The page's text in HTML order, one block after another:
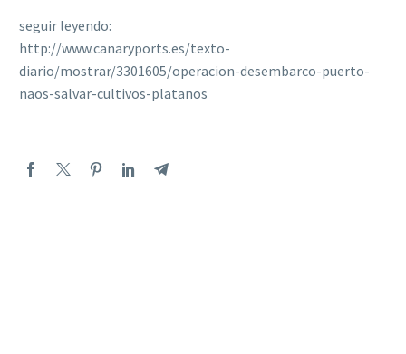
seguir leyendo:
http://www.canaryports.es/texto-
diario/mostrar/3301605/operacion-desembarco-puerto-
naos-salvar-cultivos-platanos